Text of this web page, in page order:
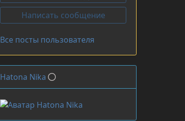
Написать сообщение
Все посты пользователя
Hatona Nika